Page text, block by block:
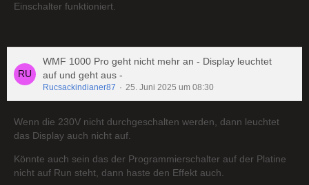
Einschalter funktioniert.
WMF 1000 Pro geht nicht mehr an - Display leuchtet
auf und geht aus -
Rucsackindianer87 25. Juni 2025 um 08:30
Wenn die 230V nicht durchgeschalten werden, dann leuchtet
das Display auch nicht auf.
Könnte auch sein das der Programmierschalter auf der Platine
nicht auf Run steht, dann haste den Effekt auch.